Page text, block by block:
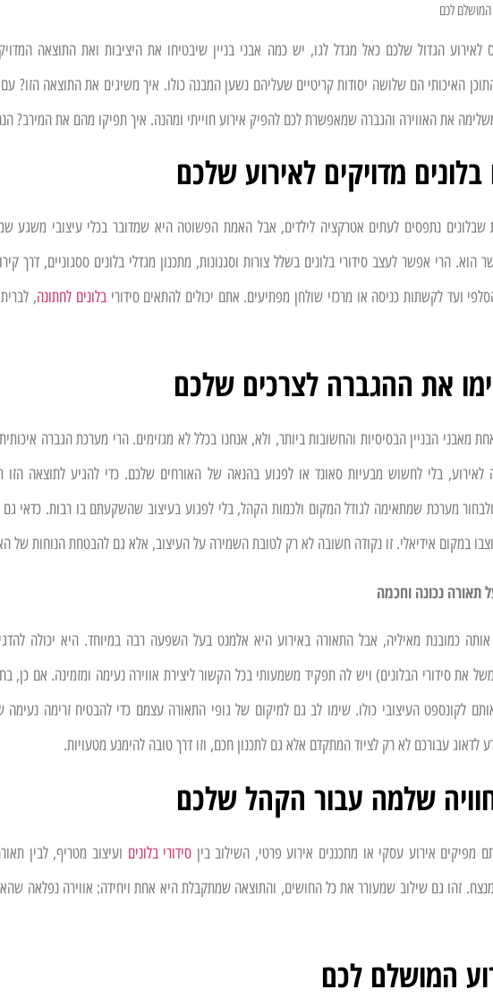
המושלם לכם
לאירוע הגדול שלכם כאל מגדל לגו, יש כמה אבני בניין שיבטיחו את היציבות ואת התוצאה
האיכותי הם שלושה יסודות קריטיים שעליהם נשען המבנה כולו. איך משיגים את התוצאה הזו?
את האווירה והגברה שמאפשרת לכם להפיק אירוע חוייתי ומהנה. איך תפיקו מהם את המירב?
מדויקים לאירוע שלכם
שבלונים נתפסים לעתים אטרקציה לילדים, אבל האמת הפשוטה היא שמדובר בכלי עיצובי משגע
הוא. הרי אפשר לעצב סידורי בלונים בשלל צורות וסגנונות, מתכנון מגדלי בלונים ססגוניים, דרך
ועד לקשתות כניסה או מרכזי שולחן מפתיעים. אתם יכולים להתאים סידוריבלונים לחתונה,
את ההגברה לצרכים שלכם
מאבני הבניין הבסיסיות והחשובות ביותר, ולא, אנחנו בכלל לא מגזימים. הרי מערכת הגברה
לאירוע, בלי לחשוש מבעיות סאונד או לפגוע בהנאה של האורחים שלכם. כדי להגיע לתוצאה הזו
מערכת שמתאימה לגודל המקום ולכמות הקהל, בלי לפגוע בעיצוב שהשקעתם בו רבות. כדאי גם
במקום אידיאלי. זו נקודה חשובה לא רק לטובת השמירה על העיצוב, אלא גם להבטחת הנוחות של
תאורה נכונה וחכמה
כמובנת מאיליה, אבל התאורה באירוע היא אלמנט בעל השפעה רבה במיוחד. היא יכולה
את סידורי הבלונים) ויש לה תפקיד משמעותי בכל הקשור ליצירת אווירה נעימה ומזמינה. אם כן,
לקונספט העיצובי כולו. שימו לב גם למיקום של גופי התאורה עצמם כדי להבטיח זרימה
לדאוג עבורכם לא רק לציוד המתקדם אלא גם לתכנון חכם, וזו דרך טובה להימנע מטעויות.
שלמה עבור הקהל שלכם
מפיקים אירוע עסקי או מתכננים אירוע פרטי, השילוב בין סידורי בלונים ועיצוב מטריף, לבין
זהו גם שילוב שמעורר את כל החושים, והתוצאה שמתקבלת היא אחת ויחידה: אווירה נפלאה
המושלם לכם